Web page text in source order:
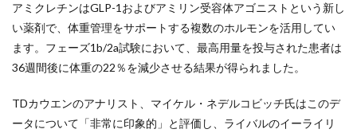
アミクレチンはGLP-1およびアミリン受容体アゴニストという新し
い薬剤で、体重管理をサポートする複数のホルモンを活用してい
ます。フェーズ1b/2a試験において、最高用量を投与された患者は
36週間後に体重の22％を減少させる結果が得られました。
TDカウエンのアナリスト、マイケル・ネデルコビッチ氏はこのデ
ータについて「非常に印象的」と評価し、ライバルのイーライリ